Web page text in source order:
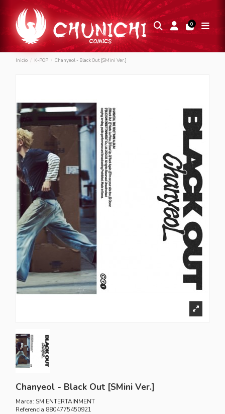
0
Inicio K-POP Chanyeol - Black Out [SMini Ver.]
Chanyeol - Black Out [SMini Ver.]
Marca: SM ENTERTAINMENT
Referencia 8804775450921